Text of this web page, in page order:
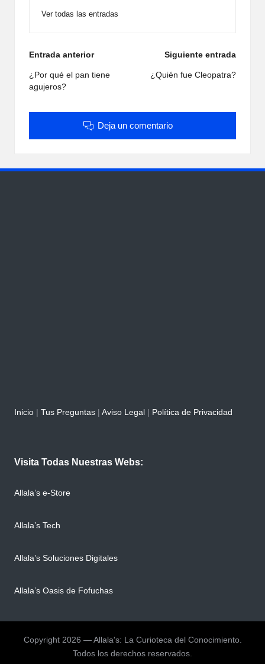
Ver todas las entradas
Navegación
de
entradas
Entrada anterior
¿Por qué el pan tiene
agujeros?
Siguiente entrada
¿Quién fue Cleopatra?
Deja un comentario
Inicio Tus Preguntas Aviso Legal Política de Privacidad
Visita Todas Nuestras Webs:
Allala’s e-Store
Allala’s Tech
Allala’s Soluciones Digitales
Allala’s Oasis de Fofuchas
Copyright 2026 — Allala's: La Curioteca del Conocimiento.
Todos los derechos reservados.